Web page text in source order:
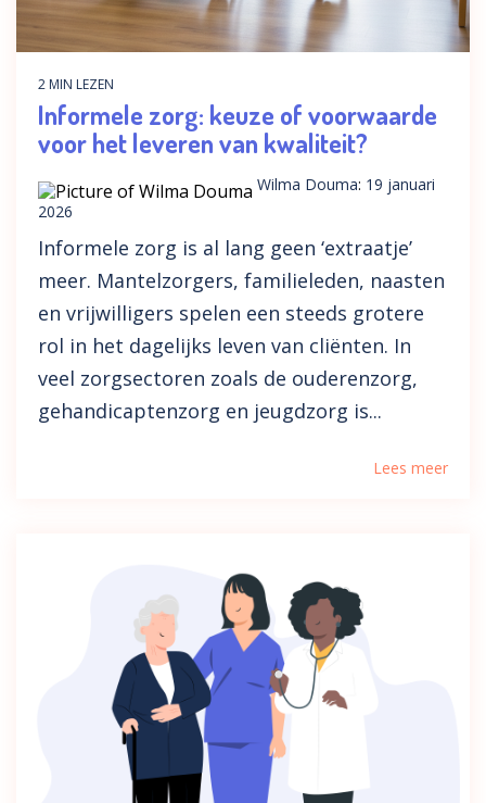
2 MIN LEZEN
Informele zorg: keuze of voorwaarde
voor het leveren van kwaliteit?
Wilma Douma: 19 januari
2026
Informele zorg is al lang geen ‘extraatje’
meer. Mantelzorgers, familieleden, naasten
en vrijwilligers spelen een steeds grotere
rol in het dagelijks leven van cliënten. In
veel zorgsectoren zoals de ouderenzorg,
gehandicaptenzorg en jeugdzorg is...
Lees meer